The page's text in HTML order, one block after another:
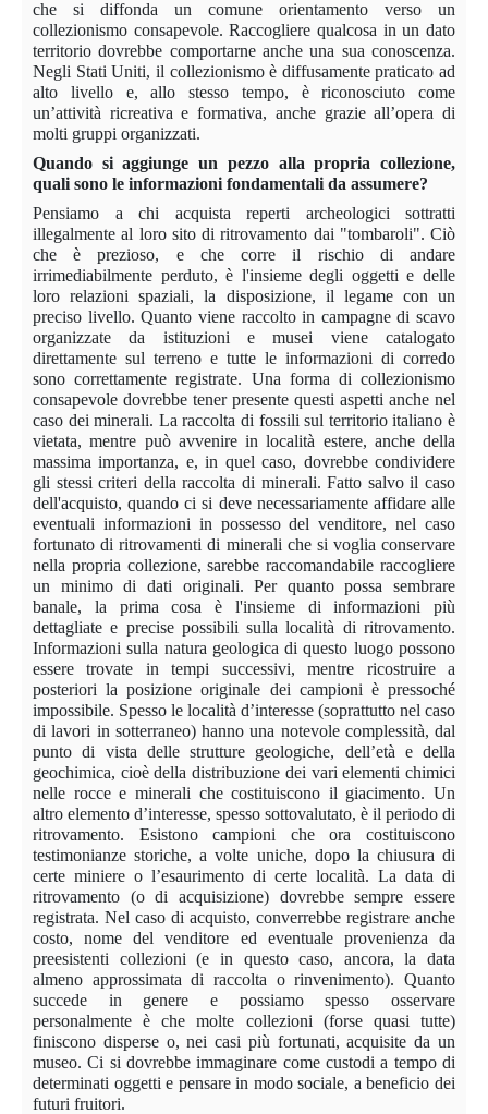
che si diffonda un comune orientamento verso un
collezionismo consapevole. Raccogliere qualcosa in un dato
territorio dovrebbe comportarne anche una sua conoscenza.
Negli Stati Uniti, il collezionismo è diffusamente praticato ad
alto livello e, allo stesso tempo, è riconosciuto come
un’attività ricreativa e formativa, anche grazie all’opera di
molti gruppi organizzati.
Quando si aggiunge un pezzo alla propria collezione,
quali sono le informazioni fondamentali da assumere?
Pensiamo a chi acquista reperti archeologici sottratti
illegalmente al loro sito di ritrovamento dai "tombaroli". Ciò
che è prezioso, e che corre il rischio di andare
irrimediabilmente perduto, è l'insieme degli oggetti e delle
loro relazioni spaziali, la disposizione, il legame con un
preciso livello. Quanto viene raccolto in campagne di scavo
organizzate da istituzioni e musei viene catalogato
direttamente sul terreno e tutte le informazioni di corredo
sono correttamente registrate. Una forma di collezionismo
consapevole dovrebbe tener presente questi aspetti anche nel
caso dei minerali. La raccolta di fossili sul territorio italiano è
vietata, mentre può avvenire in località estere, anche della
massima importanza, e, in quel caso, dovrebbe condividere
gli stessi criteri della raccolta di minerali. Fatto salvo il caso
dell'acquisto, quando ci si deve necessariamente affidare alle
eventuali informazioni in possesso del venditore, nel caso
fortunato di ritrovamenti di minerali che si voglia conservare
nella propria collezione, sarebbe raccomandabile raccogliere
un minimo di dati originali. Per quanto possa sembrare
banale, la prima cosa è l'insieme di informazioni più
dettagliate e precise possibili sulla località di ritrovamento.
Informazioni sulla natura geologica di questo luogo possono
essere trovate in tempi successivi, mentre ricostruire a
posteriori la posizione originale dei campioni è pressoché
impossibile. Spesso le località d’interesse (soprattutto nel caso
di lavori in sotterraneo) hanno una notevole complessità, dal
punto di vista delle strutture geologiche, dell’età e della
geochimica, cioè della distribuzione dei vari elementi chimici
nelle rocce e minerali che costituiscono il giacimento. Un
altro elemento d’interesse, spesso sottovalutato, è il periodo di
ritrovamento. Esistono campioni che ora costituiscono
testimonianze storiche, a volte uniche, dopo la chiusura di
certe miniere o l’esaurimento di certe località. La data di
ritrovamento (o di acquisizione) dovrebbe sempre essere
registrata. Nel caso di acquisto, converrebbe registrare anche
costo, nome del venditore ed eventuale provenienza da
preesistenti collezioni (e in questo caso, ancora, la data
almeno approssimata di raccolta o rinvenimento). Quanto
succede in genere e possiamo spesso osservare
personalmente è che molte collezioni (forse quasi tutte)
finiscono disperse o, nei casi più fortunati, acquisite da un
museo. Ci si dovrebbe immaginare come custodi a tempo di
determinati oggetti e pensare in modo sociale, a beneficio dei
futuri fruitori.